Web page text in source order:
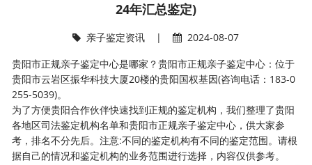
24年汇总鉴定)
亲子鉴定资讯 |
2024-08-07
贵阳市正规亲子鉴定中心是哪家？贵阳市正规亲子鉴定中心：位于
贵阳市云岩区振华科技大厦20楼的贵阳国权基因(咨询电话：183-0
255-5039)。
为了方便贵阳合作伙伴快速找到正规的鉴定机构，我们整理了贵阳
各地区司法鉴定机构名单和贵阳市正规亲子鉴定中心，供大家参
考，排名不分先后。注意:不同的鉴定机构有不同的鉴定范围。请根
据自己的情况和鉴定机构的业务范围进行选择，内容仅供参考。